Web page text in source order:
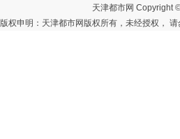
天津都市网 Copyright
版权申明：天津都市网版权所有，未经授权，